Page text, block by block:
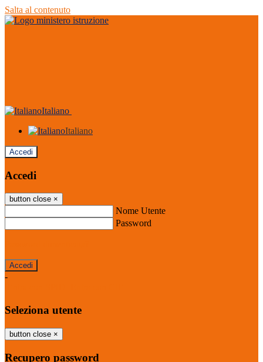
Salta al contenuto
Italiano
Italiano
Accedi
Accedi
button close ×
Nome Utente
Password
-
Seleziona utente
button close ×
Recupero password